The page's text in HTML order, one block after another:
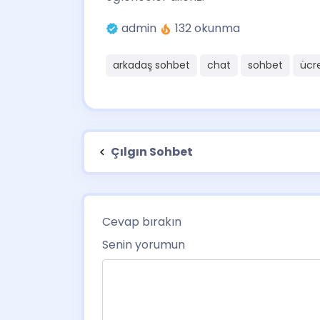
admin
132 okunma
arkadaş sohbet chat sohbet
Çılgın Sohbet
Cevap bırakın
Senin yorumun